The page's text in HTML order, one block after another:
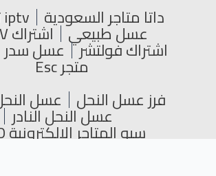
داتا متاجر السعودية iptv تجريبي
عسل طبيعي اشتراك IPTV
اشتراك فولتشر عسل سدر
متجر Esc
فرز عسل النحل عسل
عسل النحل النادر
سيو المتاجر الإلكترونية SEO